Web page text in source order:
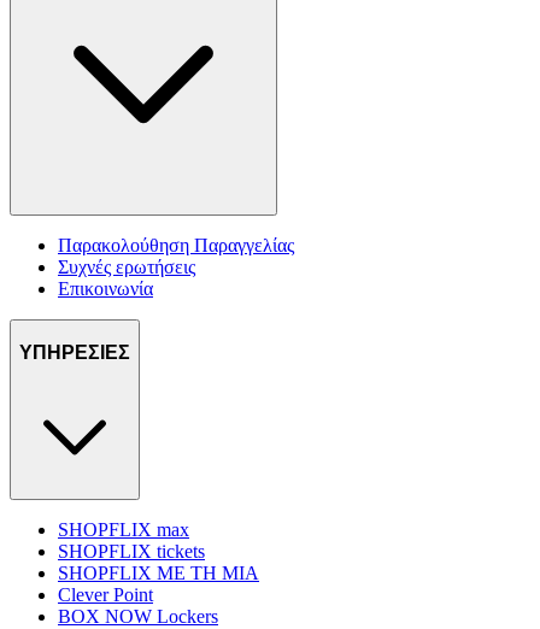
Παρακολούθηση Παραγγελίας
Συχνές ερωτήσεις
Επικοινωνία
ΥΠΗΡΕΣΙΕΣ
SHOPFLIX max
SHOPFLIX tickets
SHOPFLIX ΜΕ ΤΗ ΜΙΑ
Clever Point
BOX NOW Lockers